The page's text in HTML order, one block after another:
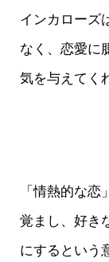
インカローズ
なく、恋愛に
気を与えてく
「情熱的な
覚まし、好き
にするという